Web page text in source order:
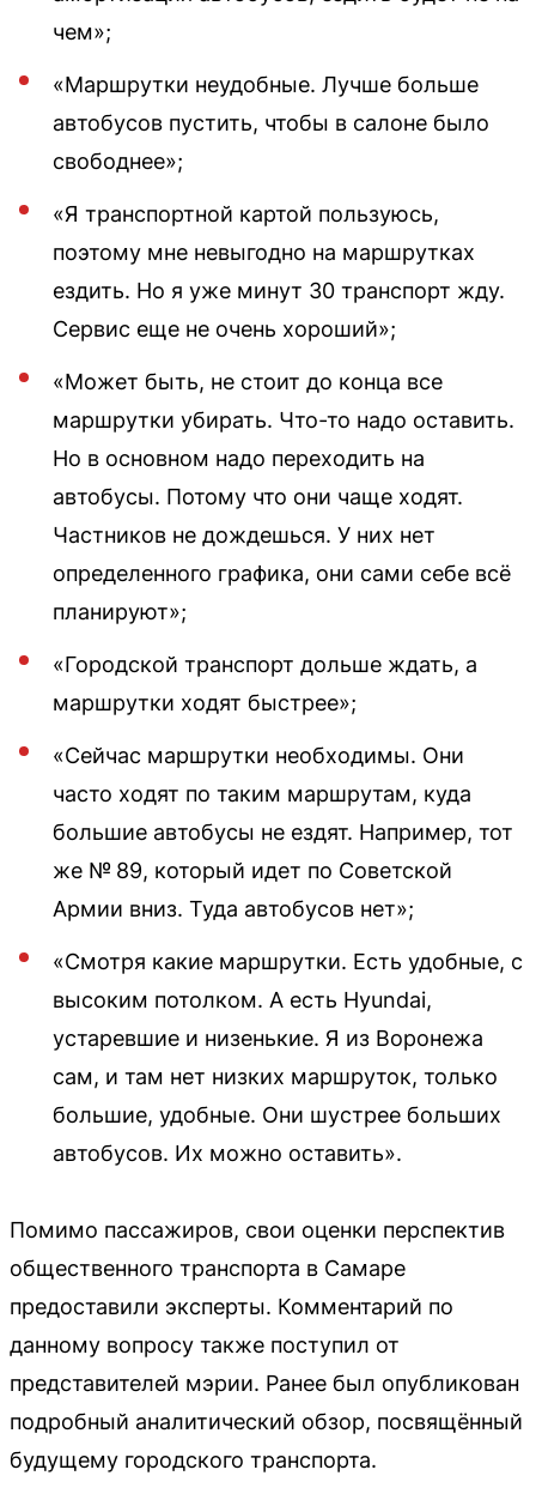
чем»;
«Маршрутки неудобные. Лучше больше
автобусов пустить, чтобы в салоне было
свободнее»;
«Я транспортной картой пользуюсь,
поэтому мне невыгодно на маршрутках
ездить. Но я уже минут 30 транспорт жду.
Сервис еще не очень хороший»;
«Может быть, не стоит до конца все
маршрутки убирать. Что-то надо оставить.
Но в основном надо переходить на
автобусы. Потому что они чаще ходят.
Частников не дождешься. У них нет
определенного графика, они сами себе всё
планируют»;
«Городской транспорт дольше ждать, а
маршрутки ходят быстрее»;
«Сейчас маршрутки необходимы. Они
часто ходят по таким маршрутам, куда
большие автобусы не ездят. Например, тот
же № 89, который идет по Советской
Армии вниз. Туда автобусов нет»;
«Смотря какие маршрутки. Есть удобные, с
высоким потолком. А есть Hyundai,
устаревшие и низенькие. Я из Воронежа
сам, и там нет низких маршруток, только
большие, удобные. Они шустрее больших
автобусов. Их можно оставить».
Помимо пассажиров, свои оценки перспектив
общественного транспорта в Самаре
предоставили эксперты. Комментарий по
данному вопросу также поступил от
представителей мэрии. Ранее был опубликован
подробный аналитический обзор, посвящённый
будущему городского транспорта.